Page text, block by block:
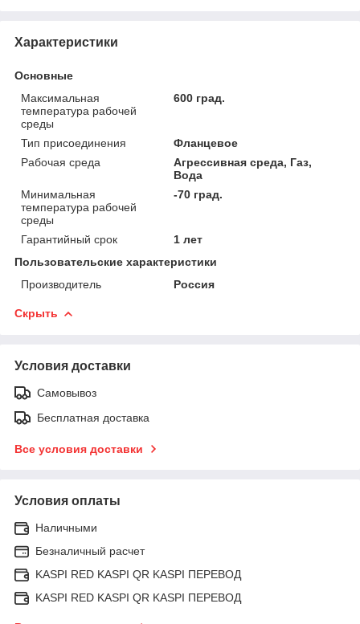
Характеристики
Основные
Максимальная
температура рабочей
среды
600 град.
Тип присоединения
Фланцевое
Рабочая среда
Агрессивная среда, Газ,
Вода
Минимальная
температура рабочей
среды
-70 град.
Гарантийный срок
1 лет
Пользовательские характеристики
Производитель
Россия
Скрыть
Условия доставки
Самовывоз
Бесплатная доставка
Все условия доставки
Условия оплаты
Наличными
Безналичный расчет
KASPI RED KASPI QR KASPI ПЕРЕВОД
KASPI RED KASPI QR KASPI ПЕРЕВОД